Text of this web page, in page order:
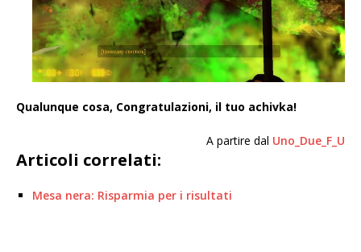
Qualunque cosa, Congratulazioni, il tuo achivka!
A partire dal Uno_Due_F_U
Articoli correlati:
Mesa nera: Risparmia per i risultati